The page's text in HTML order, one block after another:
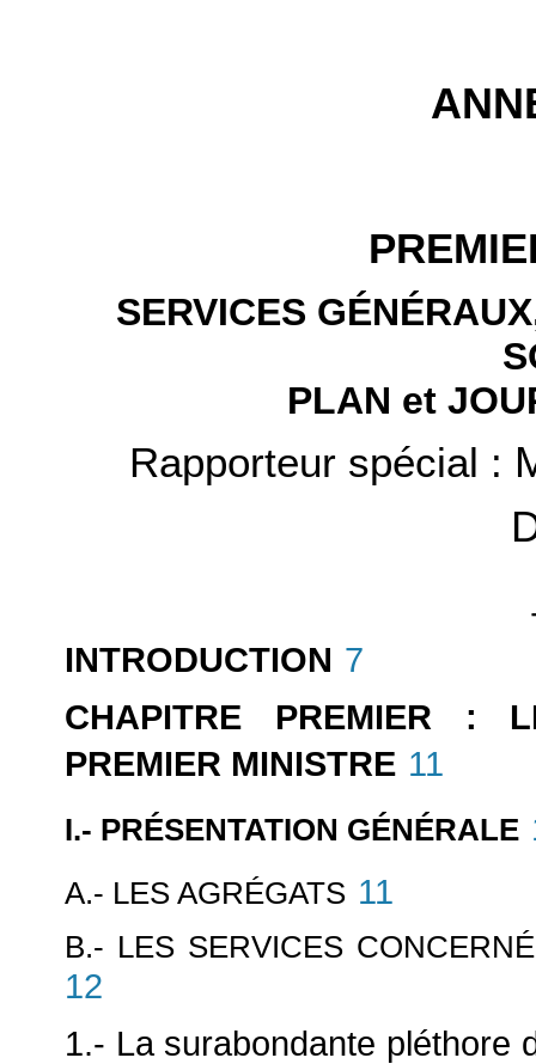
SERVICES
PLAN et
Rapporteur spécial :
INTRODUCTION 7
CHAPITRE PREMIER :
PREMIER MINISTRE 11
I.- PRÉSENTATION GÉNÉRALE
A.- LES AGRÉGATS 11
B.- LES SERVICES
12
1.- La surabondante pléthore